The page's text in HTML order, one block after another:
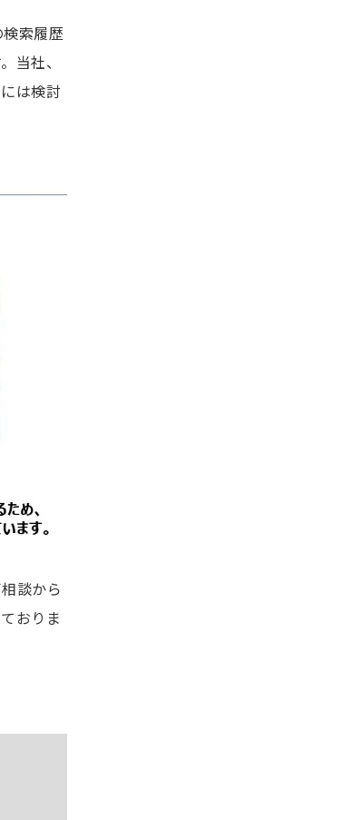
索履歴
当社、
は検討
談から
おりま